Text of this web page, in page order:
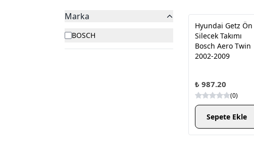
Marka
BOSCH
Hyundai Getz Ön
Silecek Takımı
Bosch Aero Twin
2002-2009
₺ 987.20
(0)
Sepete Ekle